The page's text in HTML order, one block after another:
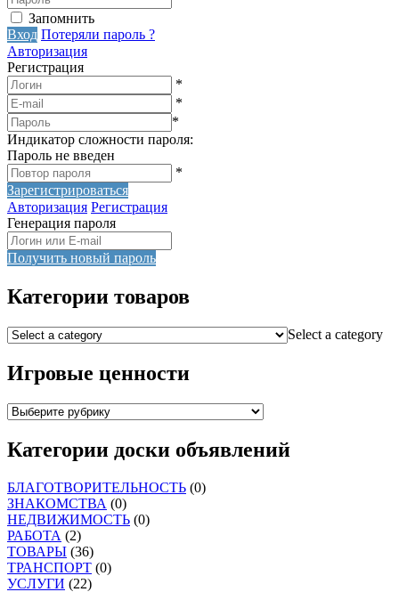
Запомнить
Вход Потеряли пароль ?
Авторизация
Регистрация
*
*
*
Индикатор сложности пароля:
Пароль не введен
*
Зарегистрироваться
Авторизация Регистрация
Генерация пароля
Получить новый пароль
Категории товаров
Select a category
Игровые ценности
Категории доски объявлений
БЛАГОТВОРИТЕЛЬНОСТЬ (0)
ЗНАКОМСТВА (0)
НЕДВИЖИМОСТЬ (0)
РАБОТА (2)
ТОВАРЫ (36)
ТРАНСПОРТ (0)
УСЛУГИ (22)